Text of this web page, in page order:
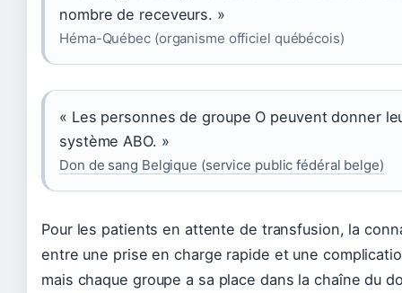
nombre de receveurs. »
Héma-Québec (organisme officiel québécois)
« Les personnes de groupe O peuvent donner
système ABO. »
Don de sang Belgique (service public fédéral belge)
Pour les patients en attente de transfusion, la
entre une prise en charge rapide et une
mais chaque groupe a sa place dans la chaîne du